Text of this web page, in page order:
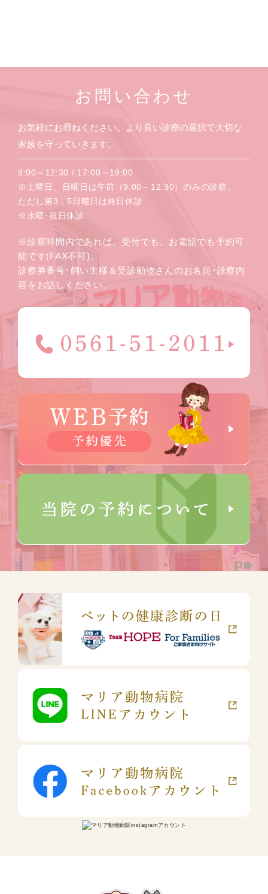
お問い合わせ
お気軽にお尋ねください。より良い診療の選択で大切な
家族を守っていきます。
9:00～12:30 / 17:00～19:00
※土曜日、日曜日は午前（9:00～12:30）のみの診察、
ただし第3，5日曜日は終日休診
※水曜･祝日休診
※診察時間内であれば、受付でも、お電話でも予約可
能です(FAX不可)。
診察券番号･飼い主様＆受診動物さんのお名前･診察内
容をお話しください。